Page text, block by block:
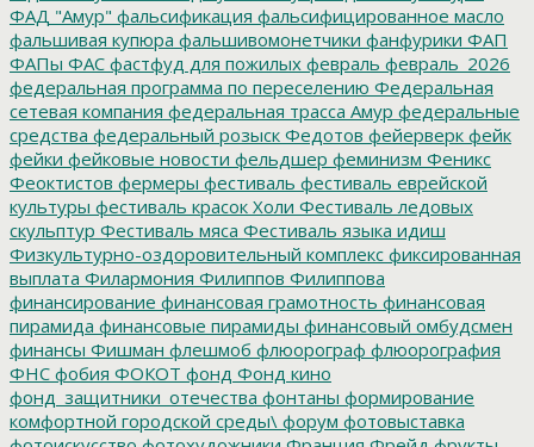
ФАД "Амур" фальсификация фальсифицированное масло
фальшивая купюра фальшивомонетчики фанфурики ФАП
ФАПы ФАС фастфуд для пожилых февраль февраль_2026
федеральная программа по переселению Федеральная
сетевая компания федеральная трасса Амур федеральные
средства федеральный розыск Федотов фейерверк фейк
фейки фейковые новости фельдшер феминизм Феникс
Феоктистов фермеры фестиваль фестиваль еврейской
культуры фестиваль красок Холи Фестиваль ледовых
скульптур Фестиваль мяса Фестиваль языка идиш
Физкультурно-оздоровительный комплекс фиксированная
выплата Филармония Филиппов Филиппова
финансирование финансовая грамотность финансовая
пирамида финансовые пирамиды финансовый омбудсмен
финансы Фишман флешмоб флюорограф флюорография
ФНС фобия ФОКОТ фонд Фонд кино
фонд_защитники_отечества фонтаны формирование
комфортной городской среды\ форум фотовыставка